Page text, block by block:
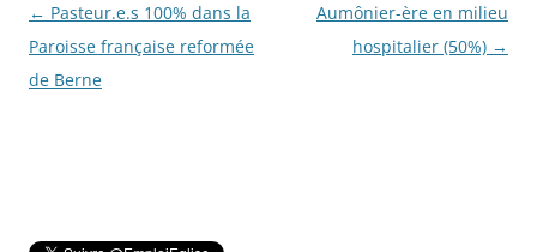
Navigation
des
articles
← Pasteur.e.s 100% dans la
Paroisse française reformée
de Berne
Aumônier-ère en milieu
hospitalier (50%) →